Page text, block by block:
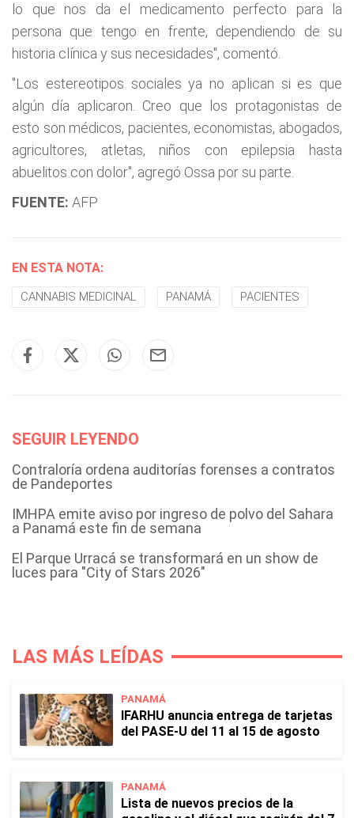
lo que nos da el medicamento perfecto para la
persona que tengo en frente, dependiendo de su
historia clínica y sus necesidades", comentó.
"Los estereotipos sociales ya no aplican si es que
algún día aplicaron. Creo que los protagonistas de
esto son médicos, pacientes, economistas, abogados,
agricultores, atletas, niños con epilepsia hasta
abuelitos con dolor", agregó Ossa por su parte.
FUENTE: AFP
EN ESTA NOTA:
CANNABIS MEDICINAL PANAMÁ PACIENTES
SEGUIR LEYENDO
Contraloría ordena auditorías forenses a contratos
de Pandeportes
IMHPA emite aviso por ingreso de polvo del Sahara
a Panamá este fin de semana
El Parque Urracá se transformará en un show de
luces para "City of Stars 2026"
LAS MÁS LEÍDAS
PANAMÁ
IFARHU anuncia entrega de tarjetas
del PASE-U del 11 al 15 de agosto
PANAMÁ
Lista de nuevos precios de la